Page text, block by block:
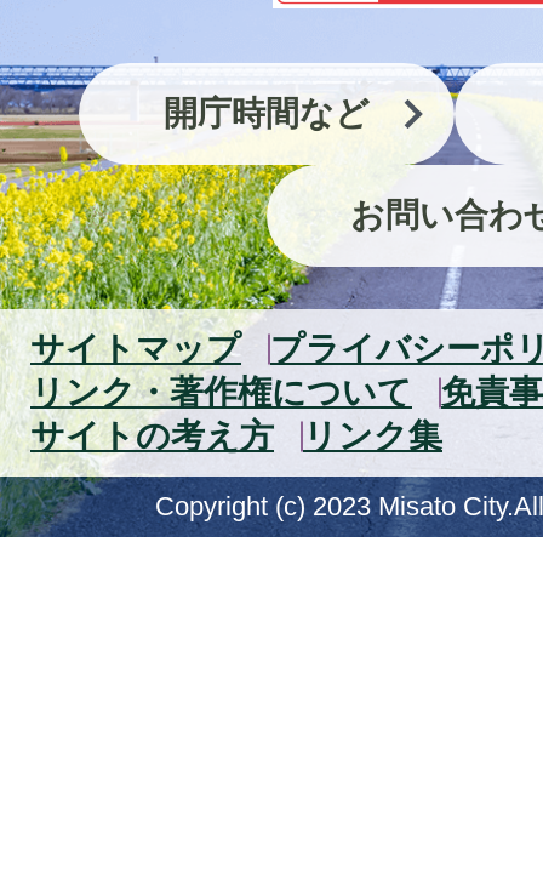
開庁時間など
お問い合わ
サイトマップ
プライバシーポ
リンク・著作権について
免責
サイトの考え方
リンク集
Copyright (c) 2023 Misato